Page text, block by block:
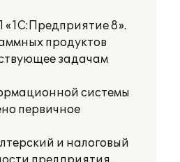
«1С:Предприятие 8».
продуктов
задачам
системы
первичное
и налоговый